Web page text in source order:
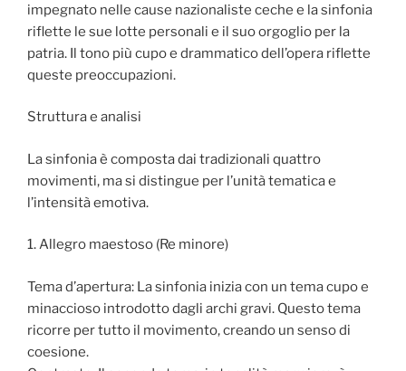
impegnato nelle cause nazionaliste ceche e la sinfonia
riflette le sue lotte personali e il suo orgoglio per la
patria. Il tono più cupo e drammatico dell’opera riflette
queste preoccupazioni.
Struttura e analisi
La sinfonia è composta dai tradizionali quattro
movimenti, ma si distingue per l’unità tematica e
l’intensità emotiva.
1. Allegro maestoso (Re minore)
Tema d’apertura: La sinfonia inizia con un tema cupo e
minaccioso introdotto dagli archi gravi. Questo tema
ricorre per tutto il movimento, creando un senso di
coesione.